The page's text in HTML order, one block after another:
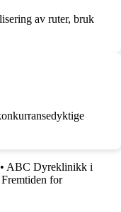
av ruter, bruk
• ABC Dyreklinikk i
for